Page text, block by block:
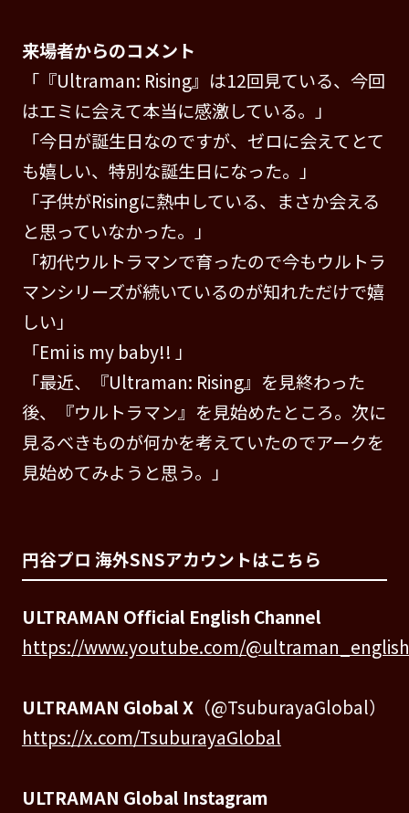
来場者からのコメント
「『Ultraman: Rising』は12回見ている、今回
はエミに会えて本当に感激している。」
「今日が誕生日なのですが、ゼロに会えてとて
も嬉しい、特別な誕生日になった。」
「子供がRisingに熱中している、まさか会える
と思っていなかった。」
「初代ウルトラマンで育ったので今もウルトラ
マンシリーズが続いているのが知れただけで嬉
しい」
「Emi is my baby!! 」
「最近、『Ultraman: Rising』を見終わった
後、『ウルトラマン』を見始めたところ。次に
見るべきものが何かを考えていたのでアークを
見始めてみようと思う。」
円谷プロ 海外SNSアカウントはこちら
ULTRAMAN Official English Channel
https://www.youtube.com/
ULTRAMAN Global X（@TsuburayaGlobal）
https://x.com/TsuburayaGlobal
ULTRAMAN Global Instagram